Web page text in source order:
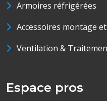
Armoires réfrigérées
Accessoires montage
Ventilation &
Espace pros